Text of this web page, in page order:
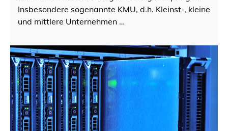
Insbesondere sogenannte KMU, d.h. Kleinst-, kleine
und mittlere Unternehmen …